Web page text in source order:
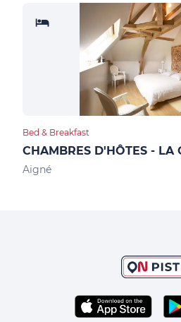
Bed & Breakfast
CHAMBRES D'HÔTES - LA
Aigné